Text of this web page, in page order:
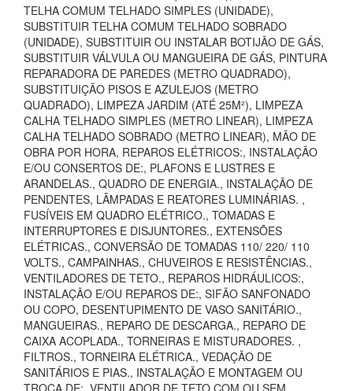
TELHA COMUM TELHADO SIMPLES (UNIDADE),
SUBSTITUIR TELHA COMUM TELHADO SOBRADO
(UNIDADE), SUBSTITUIR OU INSTALAR BOTIJÃO DE GÁS,
SUBSTITUIR VÁLVULA OU MANGUEIRA DE GÁS, PINTURA
REPARADORA DE PAREDES (METRO QUADRADO),
SUBSTITUIÇÃO PISOS E AZULEJOS (METRO
QUADRADO), LIMPEZA JARDIM (ATÉ 25M²), LIMPEZA
CALHA TELHADO SIMPLES (METRO LINEAR), LIMPEZA
CALHA TELHADO SOBRADO (METRO LINEAR), MÃO DE
OBRA POR HORA, REPAROS ELÉTRICOS:, INSTALAÇÃO
E/OU CONSERTOS DE:, PLAFONS E LUSTRES E
ARANDELAS., QUADRO DE ENERGIA., INSTALAÇÃO DE
PENDENTES, LÂMPADAS E REATORES LUMINÁRIAS. ,
FUSÍVEIS EM QUADRO ELÉTRICO., TOMADAS E
INTERRUPTORES E DISJUNTORES., EXTENSÕES
ELÉTRICAS., CONVERSÃO DE TOMADAS 110/ 220/ 110
VOLTS., CAMPAINHAS., CHUVEIROS E RESISTÊNCIAS.,
VENTILADORES DE TETO., REPAROS HIDRÁULICOS:,
INSTALAÇÃO E/OU REPAROS DE:, SIFÃO SANFONADO
OU COPO, DESENTUPIMENTO DE VASO SANITÁRIO.,
MANGUEIRAS., REPARO DE DESCARGA., REPARO DE
CAIXA ACOPLADA., TORNEIRAS E MISTURADORES. ,
FILTROS., TORNEIRA ELÉTRICA., VEDAÇÃO DE
SANITÁRIOS E PIAS., INSTALAÇÃO E MONTAGEM OU
TROCA DE:, VENTILADOR DE TETO COM OU SEM